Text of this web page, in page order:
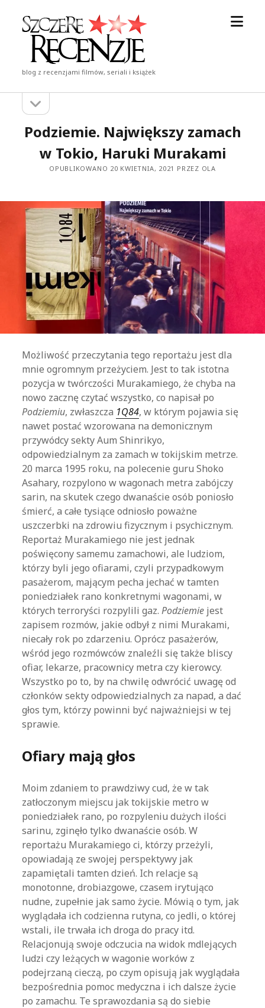
Szczere
Recenzje
blog z recenzjami filmów, seriali i książek
Pasek
boczny
pasek
Podziemie. Największy zamach
w Tokio, Haruki Murakami
OPUBLIKOWANO 20 KWIETNIA, 2021 PRZEZ OLA
Możliwość przeczytania tego reportażu jest dla
mnie ogromnym przeżyciem. Jest to tak istotna
pozycja w twórczości Murakamiego, że chyba na
nowo zacznę czytać wszystko, co napisał po
Podziemiu, zwłaszcza 1Q84, w którym pojawia się
nawet postać wzorowana na demonicznym
przywódcy sekty Aum Shinrikyo,
odpowiedzialnym za zamach w tokijskim metrze.
20 marca 1995 roku, na polecenie guru Shoko
Asahary, rozpylono w wagonach metra zabójczy
sarin, na skutek czego dwanaście osób poniosło
śmierć, a całe tysiące odniosło poważne
uszczerbki na zdrowiu fizycznym i psychicznym.
Reportaż Murakamiego nie jest jednak
poświęcony samemu zamachowi, ale ludziom,
którzy byli jego ofiarami, czyli przypadkowym
pasażerom, mającym pecha jechać w tamten
poniedziałek rano konkretnymi wagonami, w
których terroryści rozpylili gaz.Podziemie jest
zapisem rozmów, jakie odbył z nimi Murakami,
niecały rok po zdarzeniu. Oprócz pasażerów,
wśród jego rozmówców znaleźli się także bliscy
ofiar, lekarze, pracownicy metra czy kierowcy.
Wszystko po to, by na chwilę odwrócić uwagę od
członków sekty odpowiedzialnych za napad, a dać
głos tym, którzy powinni być najważniejsi w tej
sprawie.
Ofiary mają głos
Moim zdaniem to prawdziwy cud, że w tak
zatłoczonym miejscu jak tokijskie metro w
poniedziałek rano, po rozpyleniu dużych ilości
sarinu, zginęło tylko dwanaście osób. W
reportażu Murakamiego ci, którzy przeżyli,
opowiadają ze swojej perspektywy jak
zapamiętali tamten dzień. Ich relacje są
monotonne, drobiazgowe, czasem irytująco
nudne, zupełnie jak samo życie. Mówią o tym, jak
wyglądała ich codzienna rutyna, co jedli, o której
wstali, ile trwała ich droga do pracy itd.
Relacjonują swoje odczucia na widok mdlejących
ludzi czy leżących w wagonie worków z
podejrzaną cieczą, po czym opisują jak wyglądała
bezpośrednia pomoc medyczna i ich dalsze życie
po zamachu. Te sprawozdania są do siebie